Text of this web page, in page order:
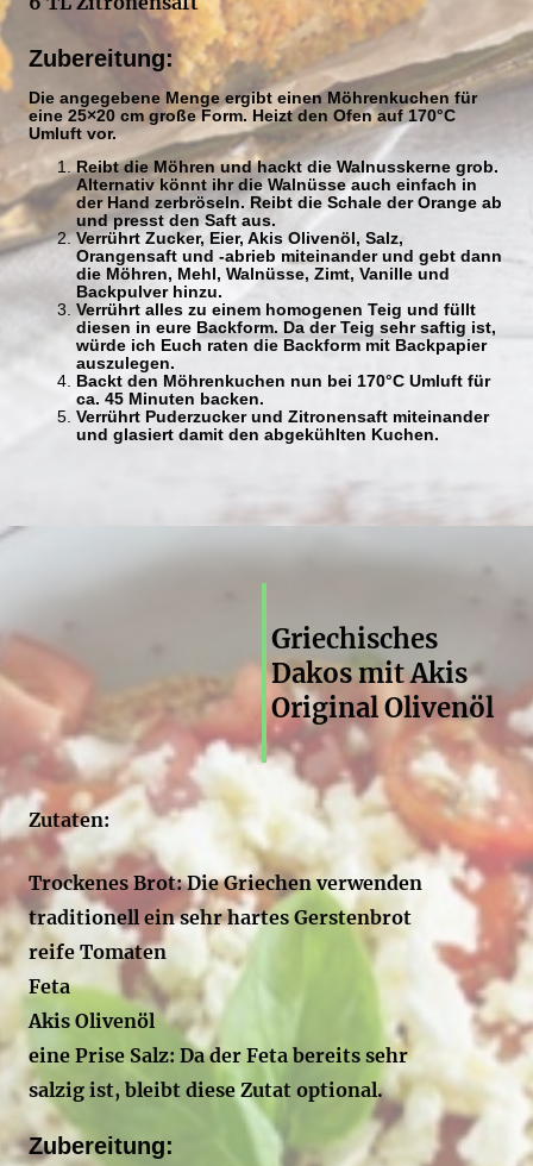
Zubereitung:
Die angegebene Menge ergibt einen Möhrenkuchen für
eine 25×20 cm große Form. Heizt den Ofen auf 170°C
Umluft vor.
Reibt die Möhren und hackt die Walnusskerne grob.
Alternativ könnt ihr die Walnüsse auch einfach in
der Hand zerbröseln. Reibt die Schale der Orange ab
und presst den Saft aus.
Verrührt Zucker, Eier, Akis Olivenöl, Salz,
Orangensaft und -abrieb miteinander und gebt dann
die Möhren, Mehl, Walnüsse, Zimt, Vanille und
Backpulver hinzu.
Verrührt alles zu einem homogenen Teig und füllt
diesen in eure Backform. Da der Teig sehr saftig ist,
würde ich Euch raten die Backform mit Backpapier
auszulegen.
Backt den Möhrenkuchen nun bei 170°C Umluft für
ca. 45 Minuten backen.
Verrührt Puderzucker und Zitronensaft miteinander
und glasiert damit den abgekühlten Kuchen.
Griechisches
Dakos mit Akis
Original Olivenöl
Zutaten:
Trockenes Brot: Die Griechen verwenden
traditionell ein sehr hartes Gerstenbrot
reife Tomaten
Feta
Akis Olivenöl
eine Prise Salz: Da der Feta bereits sehr
salzig ist, bleibt diese Zutat optional.
Zubereitung: